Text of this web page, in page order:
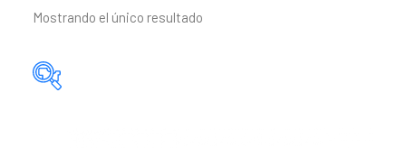
MEGASALUD
Mostrando el único resultado